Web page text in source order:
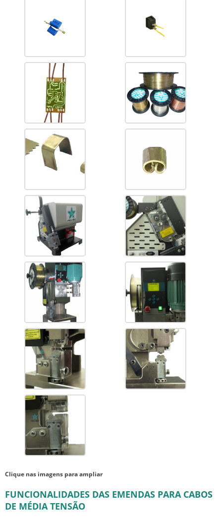
Clique nas imagens para ampliar
FUNCIONALIDADES DAS EMENDAS PARA CABOS
DE MÉDIA TENSÃO